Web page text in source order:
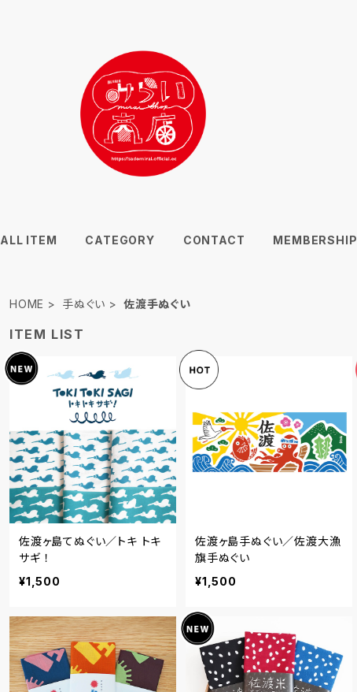
ALL ITEM CATEGORY CONTACT MEMBERSHIP
HOME 手ぬぐい 佐渡手ぬぐい
ITEM LIST
佐渡ヶ島てぬぐい／トキ トキ
サギ ！
¥1,500
佐渡ヶ島手ぬぐい／佐渡大漁
旗手ぬぐい
¥1,500